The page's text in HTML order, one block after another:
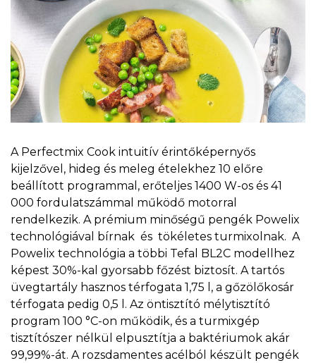
A Perfectmix Cook intuitív érintőképernyős
kijelzővel, hideg és meleg ételekhez 10 előre
beállított programmal, erőteljes 1400 W-os és 41
000 fordulatszámmal működő motorral
rendelkezik. A prémium minőségű pengék Powelix
technológiával bírnak és tökéletes turmixolnak. A
Powelix technológia a többi Tefal BL2C modellhez
képest 30%-kal gyorsabb főzést biztosít. A tartós
üvegtartály hasznos térfogata 1,75 l, a gőzölőkosár
térfogata pedig 0,5 l. Az öntisztító mélytisztító
program 100 °C-on működik, és a turmixgép
tisztítószer nélkül elpusztítja a baktériumok akár
99,99%-át. A rozsdamentes acélból készült pengék